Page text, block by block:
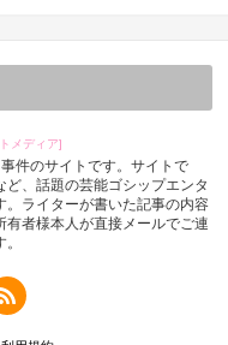
メディア]
件のサイトです。サイトで
、話題の芸能ゴシップエンタ
。ライターが書いた記事の内容
者様本人が直接メールでご連